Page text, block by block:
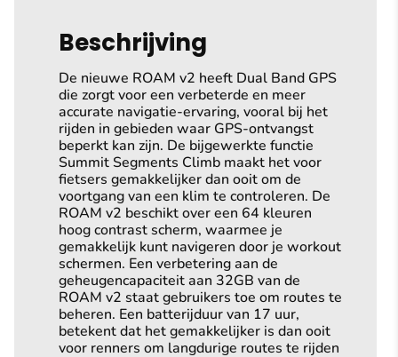
Beschrijving
De nieuwe ROAM v2 heeft Dual Band GPS
die zorgt voor een verbeterde en meer
accurate navigatie-ervaring, vooral bij het
rijden in gebieden waar GPS-ontvangst
beperkt kan zijn. De bijgewerkte functie
Summit Segments Climb maakt het voor
fietsers gemakkelijker dan ooit om de
voortgang van een klim te controleren. De
ROAM v2 beschikt over een 64 kleuren
hoog contrast scherm, waarmee je
gemakkelijk kunt navigeren door je workout
schermen. Een verbetering aan de
geheugencapaciteit aan 32GB van de
ROAM v2 staat gebruikers toe om routes te
beheren. Een batterijduur van 17 uur,
betekent dat het gemakkelijker is dan ooit
voor renners om langdurige routes te rijden